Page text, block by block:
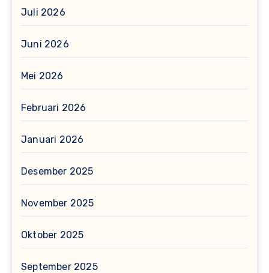
Juli 2026
Juni 2026
Mei 2026
Februari 2026
Januari 2026
Desember 2025
November 2025
Oktober 2025
September 2025